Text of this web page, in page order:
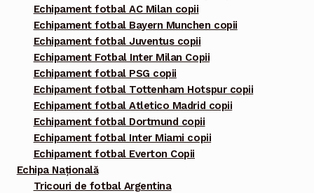
Echipament fotbal AC Milan copii
Echipament fotbal Bayern Munchen copii
Echipament fotbal Juventus copii
Echipament Fotbal Inter Milan Copii
Echipament fotbal PSG copii
Echipament fotbal Tottenham Hotspur copii
Echipament fotbal Atletico Madrid copii
Echipament fotbal Dortmund copii
Echipament fotbal Inter Miami copii
Echipament fotbal Everton Copii
Echipa Națională
Tricouri de fotbal Argentina